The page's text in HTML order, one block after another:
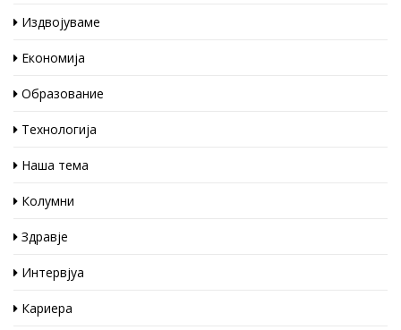
Издвојуваме
Економија
Образование
Технологија
Наша тема
Колумни
Здравје
Интервјуа
Кариера